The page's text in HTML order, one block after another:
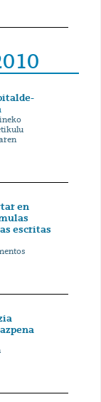
en
escritas